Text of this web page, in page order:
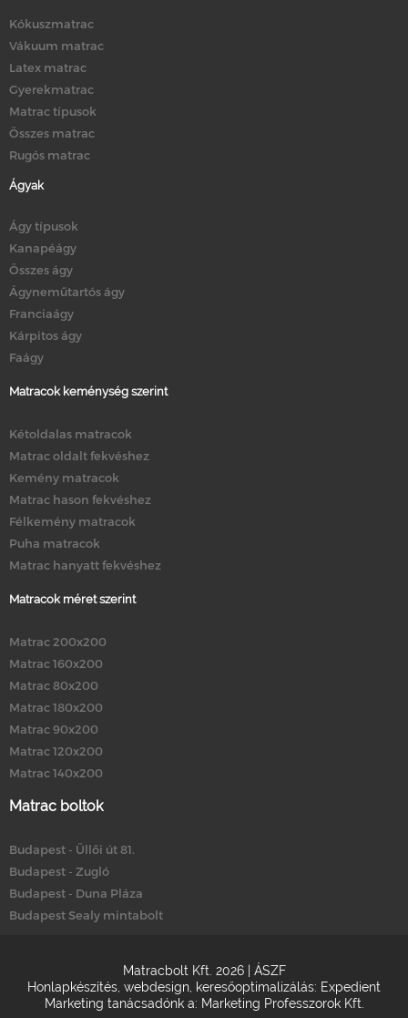
Kókuszmatrac
Vákuum matrac
Latex matrac
Gyerekmatrac
Matrac típusok
Összes matrac
Rugós matrac
Ágyak
Ágy típusok
Kanapéágy
Összes ágy
Ágyneműtartós ágy
Franciaágy
Kárpitos ágy
Faágy
Matracok keménység szerint
Kétoldalas matracok
Matrac oldalt fekvéshez
Kemény matracok
Matrac hason fekvéshez
Félkemény matracok
Puha matracok
Matrac hanyatt fekvéshez
Matracok méret szerint
Matrac 200x200
Matrac 160x200
Matrac 80x200
Matrac 180x200
Matrac 90x200
Matrac 120x200
Matrac 140x200
Matrac boltok
Budapest - Üllői út 81.
Budapest - Zugló
Budapest - Duna Pláza
Budapest Sealy mintabolt
Matracbolt Kft. 2026 | ÁSZF
Honlapkészítés webdesign keresőoptimalizálás: Expedient
Marketing tanácsadónk a: Marketing Professzorok Kft.